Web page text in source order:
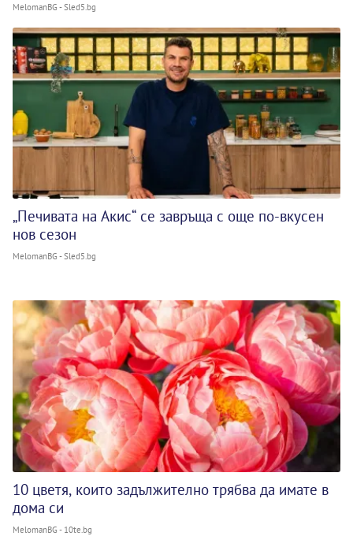
MelomanBG - Sled5.bg
„Печивата на Акис“ се завръща с още по-вкусен
нов сезон
MelomanBG - Sled5.bg
10 цветя, които задължително трябва да имате в
дома си
MelomanBG - 10te.bg